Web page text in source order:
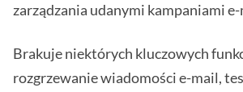
zarządzania udanymi kampaniami
Brakuje niektórych kluczowych
rozgrzewanie wiadomości e-mail,